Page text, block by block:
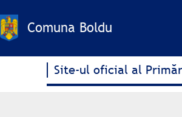
la
conținutComuna Boldu
Site-ul oficial al